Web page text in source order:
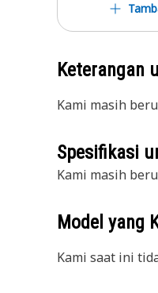
Keterangan
Kami masih
Spesifikasi
Kami masih
Model yang
Kami saat ini